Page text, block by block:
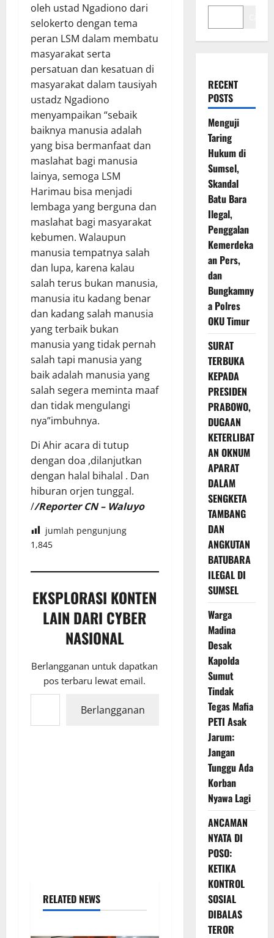
oleh ustad Ngadiono dari
selokerto dengan tema
peran LSM dalam membatu
masyarakat serta
persatuan dan kesatuan di
masyarakat dalam tausiyah
ustadz Ngadiono
menyampaikan “sebaik
baiknya manusia adalah
yang bisa bermanfaat dan
maslahat bagi manusia
lainya, semoga LSM
Harimau bisa menjadi
lembaga yang berguna dan
maslahat bagi masyarakat
kebumen. Walaupun
manusia tempatnya salah
dan lupa, karena kalau
salah terus bukan manusia,
manusia itu kadang benar
dan kadang salah manusia
yang terbaik bukan
manusia yang tidak pernah
salah tapi manusia yang
baik adalah manusia yang
salah segera meminta maaf
dan tidak mengulangi
nya”imbuhnya.
Di Ahir acara di tutup
dengan doa ,dilanjutkan
dengan halal bihalal . Dan
hiburan orjen tunggal.
//Reporter CN – Waluyo
jumlah pengunjung
1,845
EKSPLORASI KONTEN
LAIN DARI CYBER
NASIONAL
Berlangganan untuk dapatkan
pos terbaru lewat email.
Ketikkan email Anda...
Berlangganan
RELATED NEWS
RECENT
POSTS
Menguji
Taring
Hukum di
Sumsel,
Skandal
Batu Bara
Ilegal,
Penggalan
Kemerdeka
an Pers,
dan
Bungkamny
a Polres
OKU Timur
SURAT
TERBUKA
KEPADA
PRESIDEN
PRABOWO,
DUGAAN
KETERLIBAT
AN OKNUM
APARAT
DALAM
SENGKETA
TAMBANG
DAN
ANGKUTAN
BATUBARA
ILEGAL DI
SUMSEL
Warga
Madina
Desak
Kapolda
Sumut
Tindak
Tegas Mafia
PETI Asak
Jarum:
Jangan
Tunggu Ada
Korban
Nyawa Lagi
ANCAMAN
NYATA DI
POSO:
KETIKA
KONTROL
SOSIAL
DIBALAS
TEROR